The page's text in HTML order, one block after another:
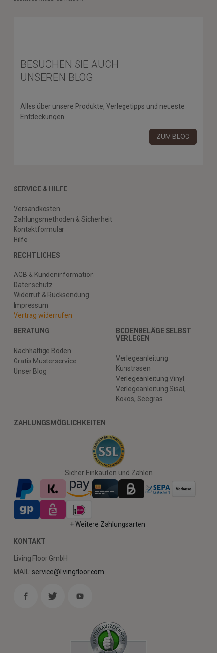
BESUCHEN SIE AUCH
UNSEREN BLOG
Alles über unsere Produkte, Verlegetipps und neueste
Entdeckungen.
ZUM BLOG
SERVICE & HILFE
Versandkosten
Zahlungsmethoden & Sicherheit
Kontaktformular
Hilfe
RECHTLICHES
AGB & Kundeninformation
Datenschutz
Widerruf & Rücksendung
Impressum
Vertrag widerrufen
BERATUNG
Nachhaltige Böden
Gratis Musterservice
Unser Blog
BODENBELÄGE SELBST
VERLEGEN
Verlegeanleitung
Kunstrasen
Verlegeanleitung Vinyl
Verlegeanleitung Sisal,
Kokos, Seegras
ZAHLUNGSMÖGLICHKEITEN
Sicher Einkaufen und Zahlen
+ Weitere Zahlungsarten
KONTAKT
Living Floor GmbH
MAIL: service@livingfloor.com